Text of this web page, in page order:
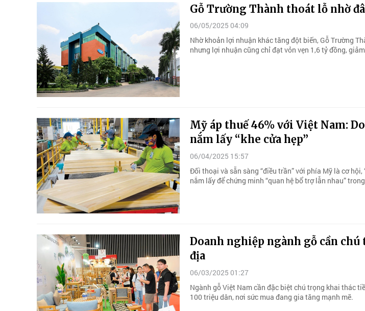
Gỗ Trường Thành thoát lỗ nhờ
06/05/2025 04:09
Nhờ khoản lợi nhuận khác tăng đột biến, Gỗ Trường
nhưng lợi nhuận cũng chỉ đạt vỏn vẹn 1,6 tỷ đồng,
Mỹ áp thuế 46% với Việt Nam:
nắm lấy “khe cửa hẹp”
06/04/2025 15:57
Đối thoại và sẵn sàng “điều trần” với phía Mỹ là cơ hội,
nắm lấy để chứng minh “quan hệ bổ trợ lẫn nhau”
Doanh nghiệp ngành gỗ cần
địa
06/03/2025 01:27
Ngành gỗ Việt Nam cần đặc biệt chú trọng khai thác
100 triệu dân, nơi sức mua đang gia tăng mạnh mẽ.